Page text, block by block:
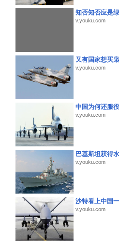
知否知否应是
v.youku.com
又有国家想买
v.youku.com
中国为何还服
v.youku.com
巴基斯坦获得
v.youku.com
沙特看上中国
v.youku.com